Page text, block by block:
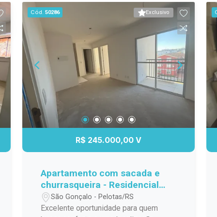
delas com closet, além de 4 banheiros,
oferecendo praticidade e conforto para
toda a família. Os ambientes são
amplos, bem distribuídos e recebem
excelente iluminação natural. A casa
ainda dispõe de uma ampla sacada,
ideal para apreciar a vista e aproveitar
momentos de descanso. Outro grande
diferencial é a hidromassagem,
posicionada para aproveitar a excelente
incidência de sol, proporcionando um
espaço perfeito para relaxar com
conforto e privacidade. Destaques do
uma com closet; 4 banheiros Banheira;
Ambientes amplos e bem distribuídos;
Ampla sacada; Hidromassagem;
Localizada em condomínio, oferecendo
Exclusivo
Cód. 50286
R$ 245.000,00 V
Apartamento com sacada e
churrasqueira - Residencial
Connect Jk
São Gonçalo - Pelotas/RS
Excelente oportunidade para quem